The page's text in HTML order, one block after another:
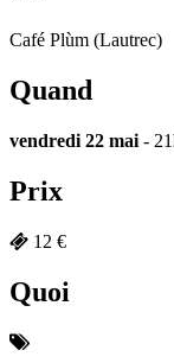
Café Plùm (Lautrec)
Quand
vendredi 22 mai -
Prix
12 €
Quoi